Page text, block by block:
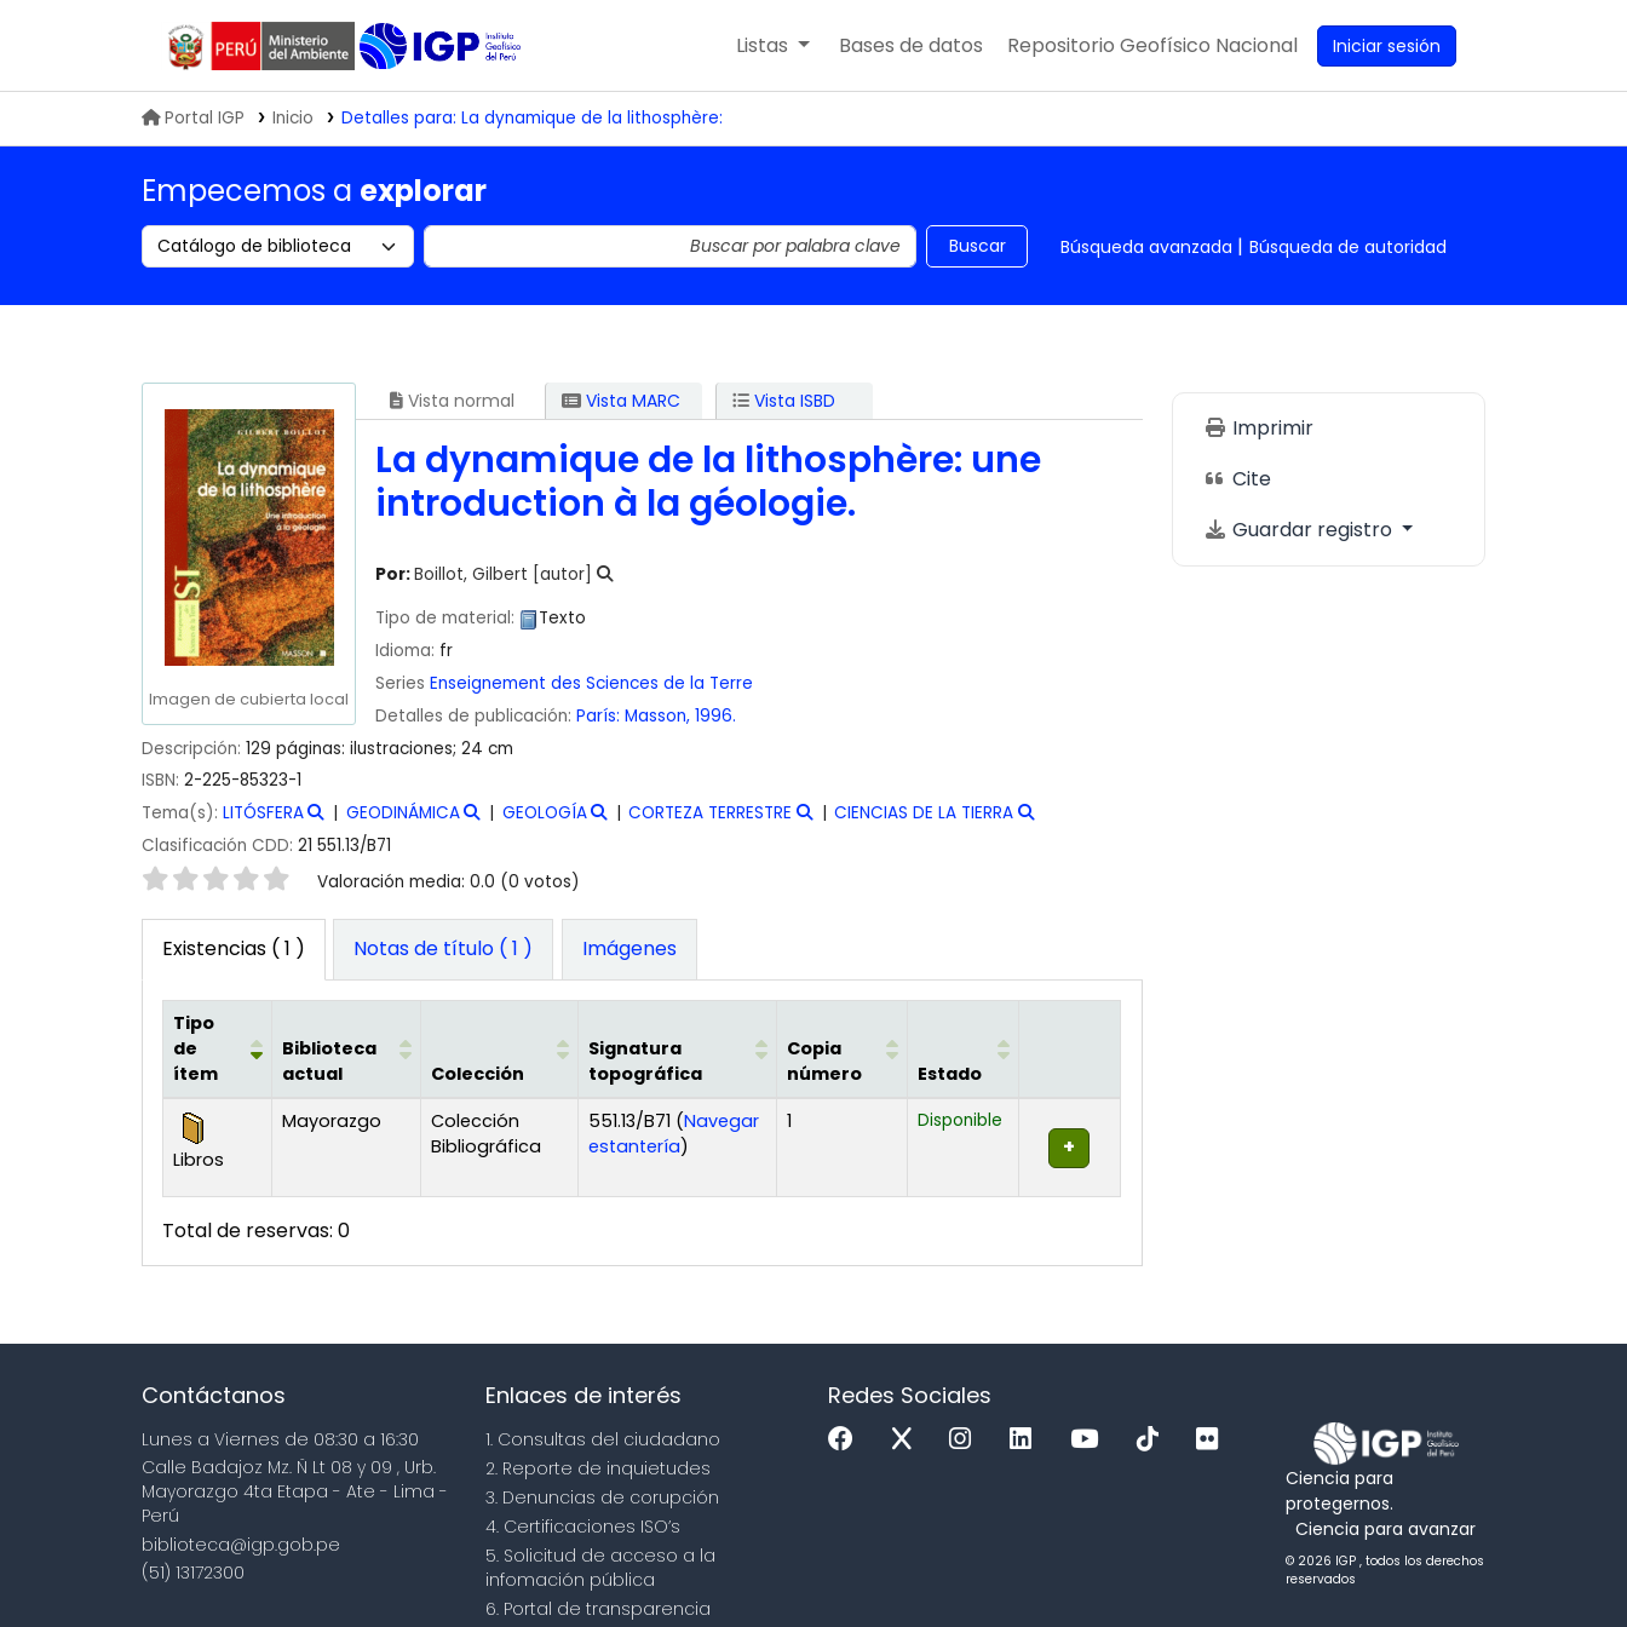
Biblioteca IGP
Listas Bases de datos Repositorio Geofísico Nacional Iniciar sesión
Portal IGP Inicio Detalles para: La dynamique de la lithosphère:
Empecemos a explorar
Search the catalog by: Buscar en el catálogo por palabra clave Buscar Búsqueda avanzada Búsqueda de autoridad
Imagen de cubierta local
Vista normal Vista MARC Vista ISBD
La dynamique de la lithosphère: une
introduction à la géologie.
Por:Boillot, Gilbert [autor]
Tipo de material:
Texto
Idioma: fr
Series Enseignement des Sciences de la Terre
Detalles de publicación: París: Masson, 1996.
Descripción: 129 páginas: ilustraciones; 24 cm
ISBN: 2-225-85323-1
Tema(s): LITÓSFERA GEODINÁMICA GEOLOGÍA CORTEZA TERRESTRE
CIENCIAS DE LA TIERRA
Clasificación CDD: 21 551.13/B71
Valoración Valoración media: 0.0 (0 votos)
Existencias ( 1 ) Notas de título ( 1 ) Imágenes
Existencias
Tipo
de
ítem
Biblioteca
actual
Colección
Signatura
topográfica
Copia
número
Estado
Libros
Mayorazgo
Colección
Bibliográfica
551.13/B71 (Navegar
estantería(Abre debajo)
)
1 Disponible
Total de reservas: 0
Imprimir
Cite
Guardar registro
Contáctanos
Lunes a Viernes de 08:30 a 16:30
Calle Badajoz Mz. Ñ Lt 08 y 09 , Urb.
Mayorazgo 4ta Etapa - Ate - Lima -
Perú
biblioteca@igp.gob.pe
(51) 13172300
Enlaces de interés
1. Consultas del ciudadano
2. Reporte de inquietudes
3. Denuncias de corupción
4. Certificaciones ISO’s
5. Solicitud de acceso a la
infomación pública
6. Portal de transparencia
Redes Sociales
Ciencia para
protegernos.
Ciencia para avanzar
© 2026 IGP , todos los derechos
reservados